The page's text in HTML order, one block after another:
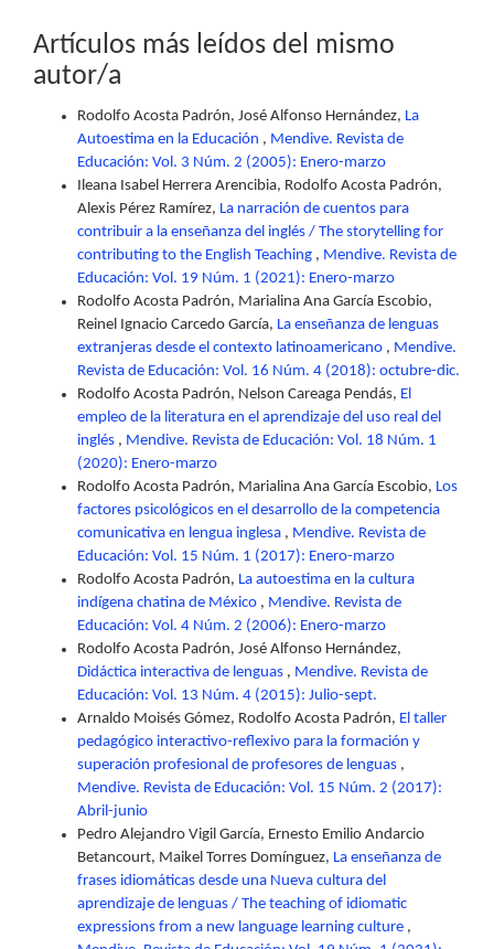
Artículos más leídos del mismo
autor/a
Rodolfo Acosta Padrón, José Alfonso Hernández, La
Autoestima en la Educación , Mendive. Revista de
Educación: Vol. 3 Núm. 2 (2005): Enero-marzo
Ileana Isabel Herrera Arencibia, Rodolfo Acosta Padrón,
Alexis Pérez Ramírez, La narración de cuentos para
contribuir a la enseñanza del inglés / The storytelling for
contributing to the English Teaching , Mendive. Revista de
Educación: Vol. 19 Núm. 1 (2021): Enero-marzo
Rodolfo Acosta Padrón, Marialina Ana García Escobio,
Reinel Ignacio Carcedo García, La enseñanza de lenguas
extranjeras desde el contexto latinoamericano , Mendive.
Revista de Educación: Vol. 16 Núm. 4 (2018): octubre-dic.
Rodolfo Acosta Padrón, Nelson Careaga Pendás, El
empleo de la literatura en el aprendizaje del uso real del
inglés , Mendive. Revista de Educación: Vol. 18 Núm. 1
(2020): Enero-marzo
Rodolfo Acosta Padrón, Marialina Ana García Escobio, Los
factores psicológicos en el desarrollo de la competencia
comunicativa en lengua inglesa , Mendive. Revista de
Educación: Vol. 15 Núm. 1 (2017): Enero-marzo
Rodolfo Acosta Padrón, La autoestima en la cultura
indígena chatina de México , Mendive. Revista de
Educación: Vol. 4 Núm. 2 (2006): Enero-marzo
Rodolfo Acosta Padrón, José Alfonso Hernández,
Didáctica interactiva de lenguas , Mendive. Revista de
Educación: Vol. 13 Núm. 4 (2015): Julio-sept.
Arnaldo Moisés Gómez, Rodolfo Acosta Padrón, El taller
pedagógico interactivo-reflexivo para la formación y
superación profesional de profesores de lenguas ,
Mendive. Revista de Educación: Vol. 15 Núm. 2 (2017):
Abril-junio
Pedro Alejandro Vigil García, Ernesto Emilio Andarcio
Betancourt, Maikel Torres Domínguez, La enseñanza de
frases idiomáticas desde una Nueva cultura del
aprendizaje de lenguas / The teaching of idiomatic
expressions from a new language learning culture ,